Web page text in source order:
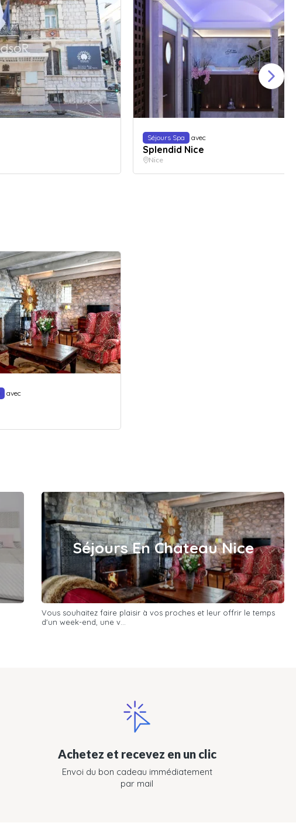
Séjours Spa avec
Splendid Nice
Nice
avec
Séjours En Chateau Nice
Vous souhaitez faire plaisir à vos proches et leur offrir le temps
d'un week-end, une v...
Achetez et recevez en un clic
Envoi du bon cadeau immédiatement
par mail